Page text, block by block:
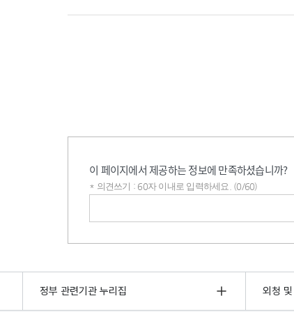
이 페이지에서 제공하는 정보에 만족하셨습니까?
* 의견쓰기 : 60자 이내로 입력하세요. (0/60)
정부 관련기관 누리집 외청